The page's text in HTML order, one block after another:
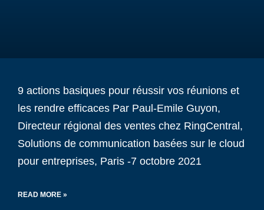
9 actions basiques pour réussir vos réunions et
les rendre efficaces Par Paul-Emile Guyon,
Directeur régional des ventes chez RingCentral,
Solutions de communication basées sur le cloud
pour entreprises, Paris -7 octobre 2021
READ MORE »